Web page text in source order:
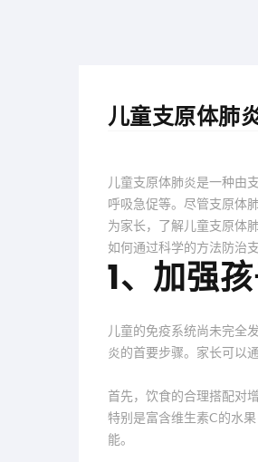
儿童支原体肺
儿童支原体肺炎是一种由
呼吸急促等。尽管支原体
为家长，了解儿童支原体
如何通过科学的方法防治
1、加强
儿童的免疫系统尚未完全
炎的首要步骤。家长可以
首先，饮食的合理搭配对
特别是富含维生素C的水
能。